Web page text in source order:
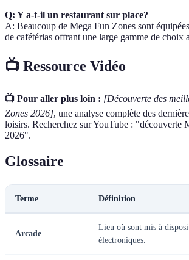
Q: Y a-t-il un restaurant sur place?
A: Beaucoup de Mega Fun Zones sont
de cafétérias offrant une large gamme de choix
📺 Ressource Vidéo
📺 Pour aller plus loin : [Découverte des
Zones 2026], une analyse complète des
loisirs. Recherchez sur YouTube : "découverte
2026".
Glossaire
Terme Définition
Arcade
Lieu où sont mis à
électroniques.